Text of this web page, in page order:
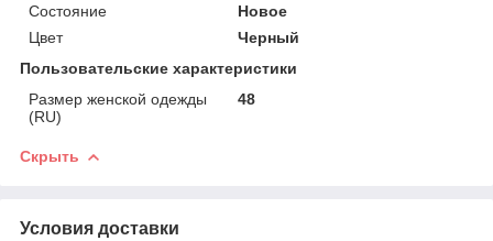
Состояние
Новое
Цвет
Черный
Пользовательские характеристики
Размер женской одежды
(RU)
48
Скрыть
Условия доставки